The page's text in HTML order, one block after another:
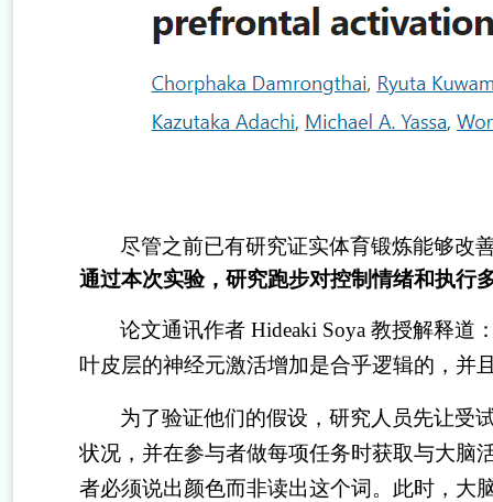
尽管之前已有研究证实体育锻炼能够改
通过本次实验，研究跑步对控制情绪和执行
论文通讯作者 Hideaki Soya 教授解释道
叶皮层的神经元激活增加是合乎逻辑的，并
为了验证他们的假设，研究人员先让受
状况，并在参与者做每项任务时获取与大脑
者必须说出颜色而非读出这个词。此时，大